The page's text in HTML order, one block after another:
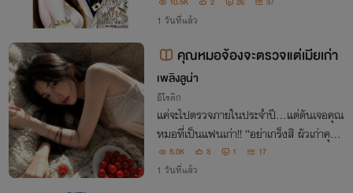
1 วันที่แล้ว
คุณหมอจ้องจะตรวจแต่เมียเก่า
เพลิงลูน่า
อีโรติก
แค่จะไปตรวจภายในประจำปี...แต่ดันเจอคุณ
หมอที่เป็นแฟนเก่า!! “อย่าเกร็งสิ ผัวเก่าคุณไ
ม่สอนหรอว่าเวลาแบบนี้ควรปล่อยตัว”
5.0K 3 1 17
1 วันที่แล้ว